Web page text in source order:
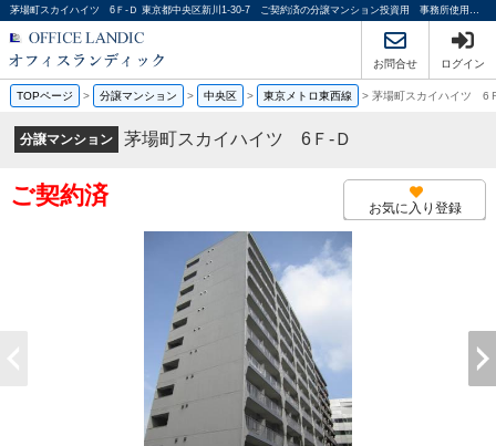
茅場町スカイハイツ 6Ｆ-Ｄ 東京都中央区新川1-30-7 ご契約済の分譲マンション投資用 事務所使用可 １Ｋ オーナーチェンジ｜オフィスランディック株式会社
お問合せ ログイン
TOPページ > 分譲マンション > 中央区 > 東京メトロ東西線 > 茅場町スカイハイツ 6
分譲マンション 茅場町スカイハイツ 6Ｆ-Ｄ
ご契約済 お気に入り登録